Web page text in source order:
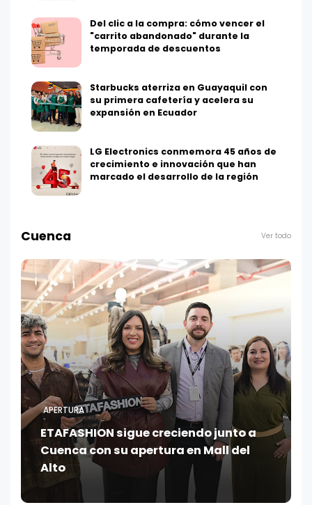
Del clic a la compra: cómo vencer el
"carrito abandonado" durante la
temporada de descuentos
Starbucks aterriza en Guayaquil con
su primera cafetería y acelera su
expansión en Ecuador
LG Electronics conmemora 45 años de
crecimiento e innovación que han
marcado el desarrollo de la región
Cuenca Ver todo
APERTURA
ETAFASHION sigue creciendo junto a
Cuenca con su apertura en Mall del
Alto